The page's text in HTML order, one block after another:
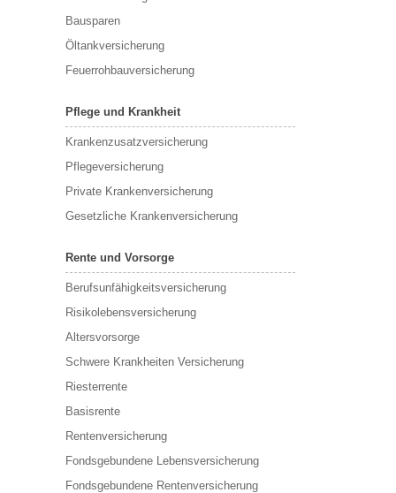
Bausparen
Öltankversicherung
Feuerrohbauversicherung
Pflege und Krankheit
Krankenzusatzversicherung
Pflegeversicherung
Private Krankenversicherung
Gesetzliche Krankenversicherung
Rente und Vorsorge
Berufs­unfähigkeitsversicherung
Risikolebensversicherung
Altersvorsorge
Schwere Krankheiten Versicherung
Riesterrente
Basisrente
Rentenversicherung
Fondsgebundene Lebensversicherung
Fondsgebundene Rentenversicherung